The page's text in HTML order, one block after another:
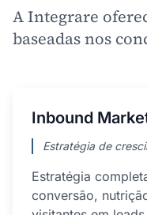
A Integrare
baseadas nos
Inbound
Estratégia de
Estratégia
conversão,